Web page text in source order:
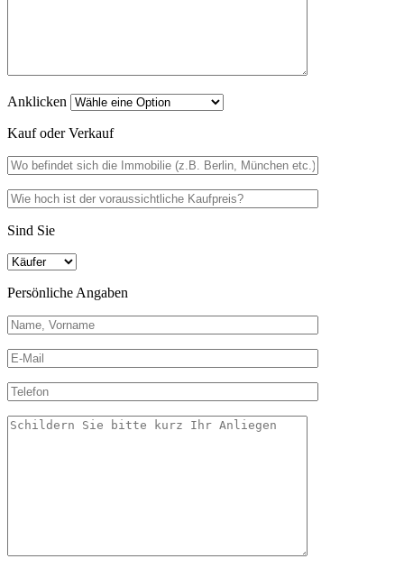
Anklicken
Kauf oder Verkauf
Sind Sie
Persönliche Angaben